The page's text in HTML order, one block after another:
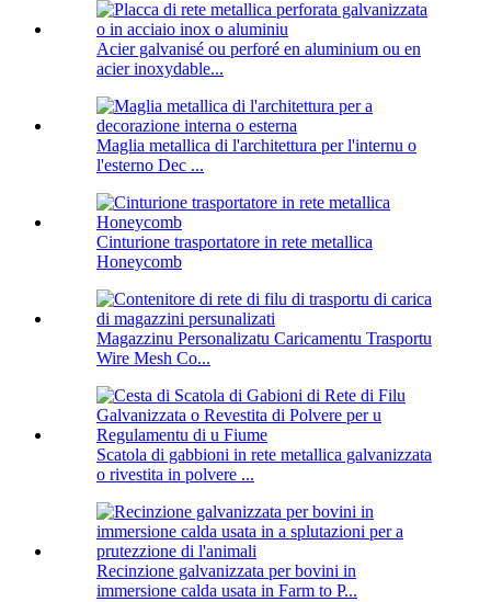
Acier galvanisé ou perforé en aluminium ou en
acier inoxydable...
Maglia metallica di l'architettura per l'internu o
l'esterno Dec ...
Cinturione trasportatore in rete metallica
Honeycomb
Magazzinu Personalizatu Caricamentu Trasportu
Wire Mesh Co...
Scatola di gabbioni in rete metallica galvanizzata
o rivestita in polvere ...
Recinzione galvanizzata per bovini in
immersione calda usata in Farm to P...